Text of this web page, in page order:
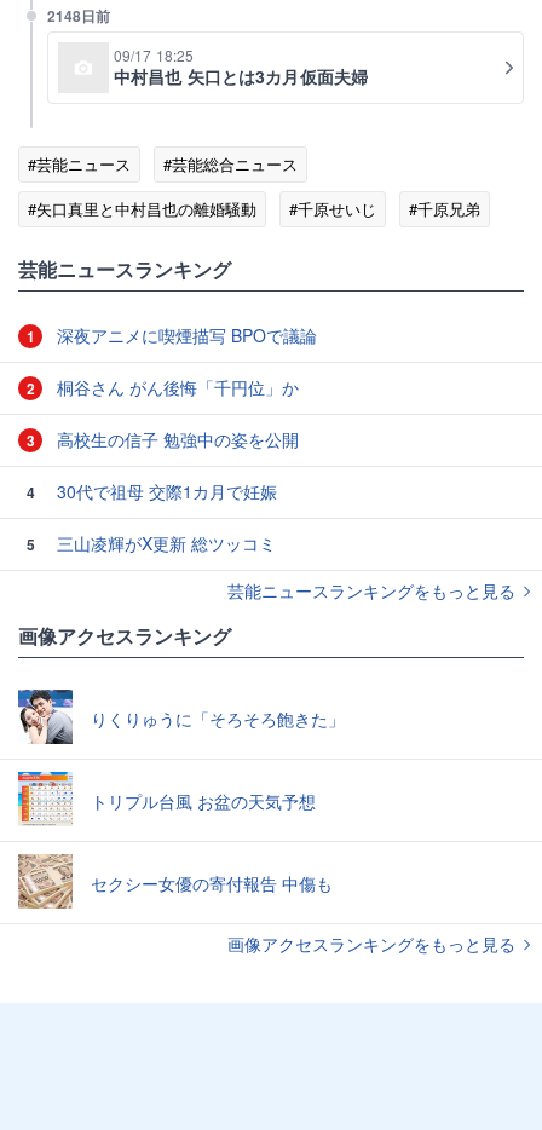
2148日前
09/17 18:25
中村昌也 矢口とは3カ月仮面夫婦
#芸能ニュース
#芸能総合ニュース
#矢口真里と中村昌也の離婚騒動
#千原せいじ
#千原兄弟
芸能ニュースランキング
1 深夜アニメに喫煙描写 BPOで議論
2 桐谷さん がん後悔「千円位」か
3 高校生の信子 勉強中の姿を公開
4 30代で祖母 交際1カ月で妊娠
5
三山凌輝がX更新 総ツッコミ
芸能ニュースランキングをもっと見る
画像アクセスランキング
りくりゅうに「そろそろ飽きた」
トリプル台風 お盆の天気予想
セクシー女優の寄付報告 中傷も
画像アクセスランキングをもっと見る